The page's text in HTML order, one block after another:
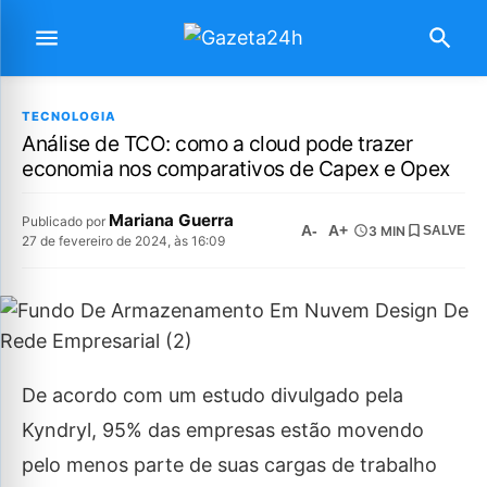
TECNOLOGIA
Análise de TCO: como a cloud pode trazer
economia nos comparativos de Capex e Opex
Publicado por Mariana Guerra
27 de fevereiro de 2024, às 16:09
A- A+ 3 MIN SALVE
De acordo com um estudo divulgado pela
Kyndryl, 95% das empresas estão movendo
pelo menos parte de suas cargas de trabalho